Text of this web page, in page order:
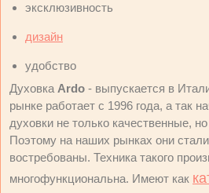
эксклюзивность
дизайн
удобство
Духовка Ardo - выпускается в
рынке работает с 1996 года, а так
духовки не только качественные,
Поэтому на наших рынках они
востребованы. Техника такого
многофункциональна. Имеют как